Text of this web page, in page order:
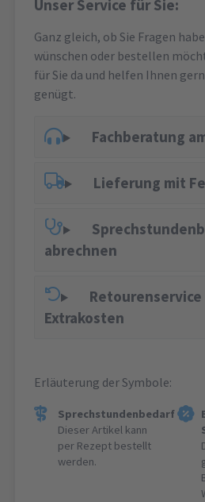
Unser Service für Sie:
Ganz gleich, ob Sie Fragen
wünschen oder bestellen
für Sie da und helfen Ihnen
genügt.
Fachberatung
Lieferung mit
abrechnen
Retourenservice
Extrakosten
Erläuterung der Symbole:
Sprechstundenbedarf
Dieser Artikel kann
per Rezept bestellt
werden.